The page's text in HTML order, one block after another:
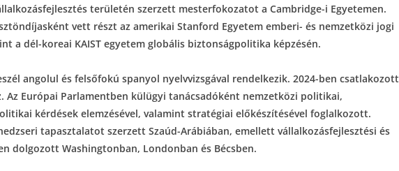
területén szerzett mesterfokozatot a Cambridge-i Egyetemen.
vett részt az amerikai Stanford Egyetem emberi- és nemzetközi jogi
a dél-koreai KAIST egyetem globális biztonságpolitika képzésén.
angolul és felsőfokú spanyol nyelvvizsgával rendelkezik. 2024-ben csatlakozott
Az Európai Parlamentben külügyi tanácsadóként nemzetközi politikai,
kérdések elemzésével, valamint stratégiai előkészítésével foglalkozott.
tapasztalatot szerzett Szaúd-Arábiában, emellett vállalkozásfejlesztési és
dolgozott Washingtonban, Londonban és Bécsben.